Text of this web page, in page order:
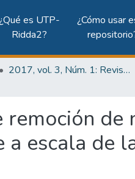
es UTP-
Ridda2?
¿Cómo usar
2017, vol. 3, Núm. 1: Revista de Iniciación Científica
de
escala de